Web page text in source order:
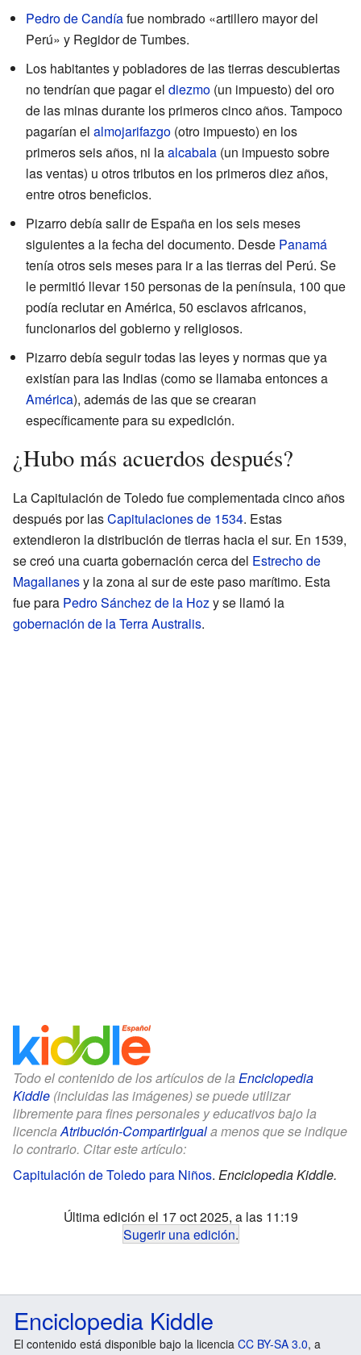
Pedro de Candíafue nombrado «artillero mayor del
Perú» y Regidor de Tumbes.
Los habitantes y pobladores de las tierras descubiertas
no tendrían que pagar el diezmo (un impuesto) del oro
de las minas durante los primeros cinco años. Tampoco
pagarían el almojarifazgo (otro impuesto) en los
primeros seis años, ni laalcabala (un impuesto sobre
las ventas) u otros tributos en los primeros diez años,
entre otros beneficios.
Pizarro debía salir de España en los seis meses
siguientes a la fecha del documento. Desde Panamá
tenía otros seis meses para ir a las tierras del Perú. Se
le permitió llevar 150 personas de la península, 100 que
podía reclutar en América, 50 esclavos africanos,
funcionarios del gobierno y religiosos.
Pizarro debía seguir todas las leyes y normas que ya
existían para las Indias (como se llamaba entonces a
América), además de las que se crearan
específicamente para su expedición.
¿Hubo más acuerdos después?
La Capitulación de Toledo fue complementada cinco años
después por lasCapitulaciones de 1534. Estas
extendieron la distribución de tierras hacia el sur. En 1539,
se creó una cuarta gobernación cerca del Estrecho de
Magallanesy la zona al sur de este paso marítimo. Esta
fue para Pedro Sánchez de la Hozy se llamó la
gobernación de la Terra Australis.
Todo el contenido de los artículos de la Enciclopedia
Kiddle (incluidas las imágenes) se puede utilizar
libremente para fines personales y educativos bajo la
licenciaAtribución-CompartirIguala menos que se indique
lo contrario. Citar este artículo:
Capitulación de Toledo para Niños. Enciclopedia Kiddle.
Última edición el 17 oct 2025, a las 11:19
Sugerir una edición.
Enciclopedia Kiddle
El contenido está disponible bajo la licencia CC BY-SA 3.0, a